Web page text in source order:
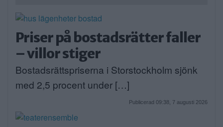
Priser på bostadsrätter faller
– villor stiger
Bostadsrättspriserna i Storstockholm sjönk
med 2,5 procent under […]
Publicerad 09:38, 7 augusti 2026